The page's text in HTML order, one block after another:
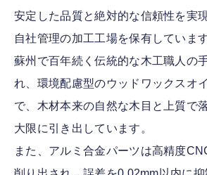
安定した品質と絶対的な信頼性を実
自社管理の加工工場を保有していま
蘇州で百年続く伝統的な木工職人の
れ、環境配慮型のウッドワックスオ
で、木材本来の自然な木目と上質で
大限に引き出しています。
また、アルミ合金パーツは高精度